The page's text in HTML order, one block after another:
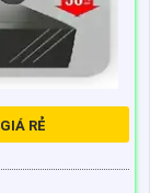
RẺ